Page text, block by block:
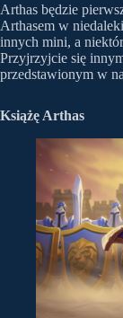
Arthas będzie
Arthasem w
innych mini, a
Przyjrzyjcie się
przedstawionym w
Książę Arthas